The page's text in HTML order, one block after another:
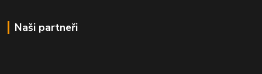
Naši partneři